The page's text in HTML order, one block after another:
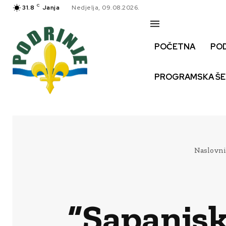
31.8 C Janja Nedjelja, 09.08.2026.
POČETNA
PROGRAMSKA